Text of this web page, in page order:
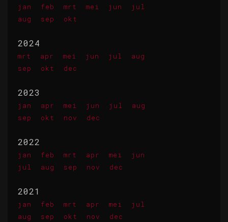
jan feb mrt mei jun
jul
aug
sep okt
2024
mrt apr mei jun jul
aug
sep
okt dec
2023
jan apr mei jun jul
aug
sep
okt nov dec
2022
jan feb mrt apr mei
jun
jul
aug sep nov dec
2021
jan feb mrt apr mei
jul
aug
sep okt nov dec